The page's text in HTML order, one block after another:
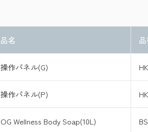
品名
操作パネル(G)
操作パネル(P)
OG Wellness Body Soap(10L)